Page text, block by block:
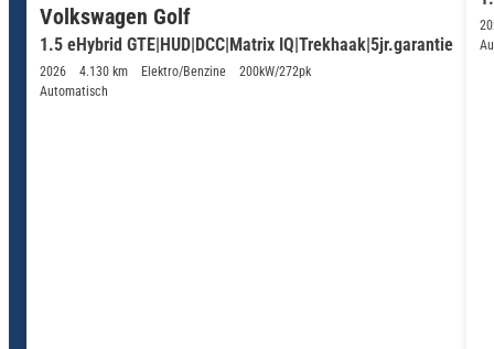
Volkswagen Golf
1.5 eHybrid GTE|HUD|DCC|Matrix IQ|Trekhaak|5jr.garantie
2026 4.130 km Elektro/Benzine
200kW/272pk
Automatisch